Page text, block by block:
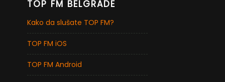
TOP FM BELGRADE
Kako da slušate TOP FM?
TOP FM iOS
TOP FM Android